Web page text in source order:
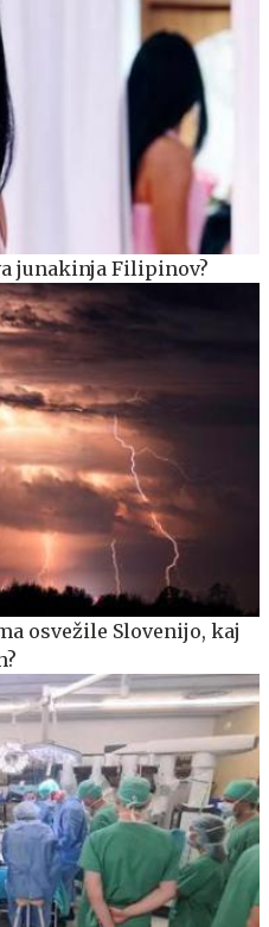
junakinja Filipinov?
osvežile Slovenijo, kaj